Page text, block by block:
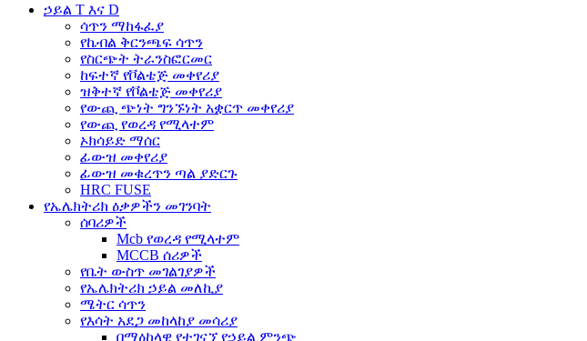
ኃይል T እና D
ሳጥን ማከፋፈያ
የኬብል ቅርንጫፍ ሳጥን
የስርጭት ትራንስፎርመር
ከፍተኛ የቮልቴጅ መቀየሪያ
ዝቅተኛ የቮልቴጅ መቀየሪያ
የውጪ ጭነት ግንኙነት አቋርጥ መቀየሪያ
የውጪ የወረዳ የሚላተም
ኦክሳይድ ማሰር
ፊውዝ መቀየሪያ
ፊውዝ መቁረጥን ጣል ያድርጉ
HRC FUSE
የኤሌክትሪክ ዕቃዎችን መገንባት
ሰባሪዎች
Mcb የወረዳ የሚላተም
MCCB ሰሪዎች
የቤት ውስጥ መገልገያዎች
የኤሌክትሪክ ኃይል መለኪያ
ሜትር ሳጥን
የእሳት አደጋ መከላከያ መሳሪያ
በማዕከላዊ የተገናኘ የኃይል ምንጭ